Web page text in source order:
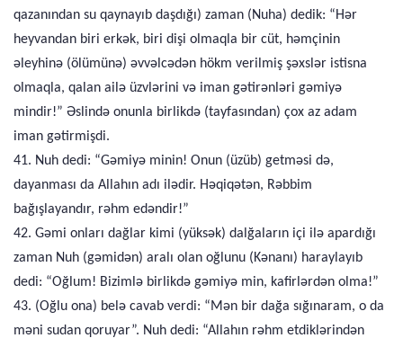
qazanından su qaynayıb daşdığı) zaman (Nuha) dedik: “Hər
heyvandan biri erkək, biri dişi olmaqla bir cüt, həmçinin
əleyhinə (ölümünə) əvvəlcədən hökm verilmiş şəxslər istisna
olmaqla, qalan ailə üzvlərini və iman gətirənləri gəmiyə
mindir!” Əslində onunla birlikdə (tayfasından) çox az adam
iman gətirmişdi.
41. Nuh dedi: “Gəmiyə minin! Onun (üzüb) getməsi də,
dayanması da Allahın adı ilədir. Həqiqətən, Rəbbim
bağışlayandır, rəhm edəndir!”
42. Gəmi onları dağlar kimi (yüksək) dalğaların içi ilə apardığı
zaman Nuh (gəmidən) aralı olan oğlunu (Kənanı) haraylayıb
dedi: “Oğlum! Bizimlə birlikdə gəmiyə min, kafirlərdən olma!”
43. (Oğlu ona) belə cavab verdi: “Mən bir dağa sığınaram, o da
məni sudan qoruyar”. Nuh dedi: “Allahın rəhm etdiklərindən